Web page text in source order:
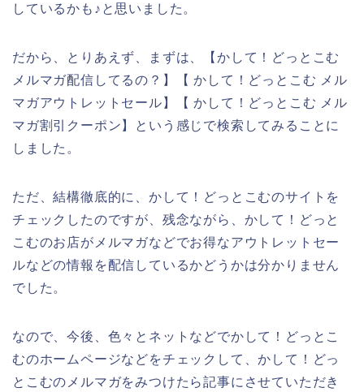
しているかも♪と思いました。
だから、とりあえず、まずは、【かして！どっとこむ
メルマガ配信してるの？】【 かして！どっとこむ メル
マガアウトレットセール】【 かして！どっとこむ メル
マガ割引クーポン】という感じで検索してみることに
しました。
ただ、結構徹底的に、かして！どっとこむのサイトを
チェックしたのですが、残念ながら、かして！どっと
こむのお店がメルマガなどでお得なアウトレットセー
ルなどの情報を配信しているかどうかは分かりません
でした。
なので、今後、色々とネットなどでかして！どっとこ
むのホームページなどをチェックして、かして！どっ
とこむのメルマガをみつけたら記事にさせていただき